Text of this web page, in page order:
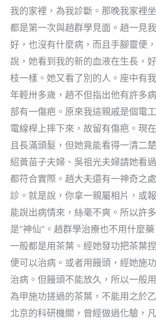
我的家裡，為我診斷。那晚我家裡
都是第一次與趙群學見面。趙一見
好，也沒有什麼病，而且手腳靈便
說，她看到我的新的血液在生長，
枝一樣。她又看了別的人。座中有
年輕卅多歲，趙不但指出他有許多
部有一傷疤。原來我這親戚是個電
電線桿上摔下來，故留有傷疤。現
且長滿頭髮，但她竟能看得一清二
紹黃苗子夫婦、吳祖光夫婦請她看
都符合實際。趙大夫還有一神奇之
診。就是說，你拿一親屬相片，或
能說出病情來，絲毫不爽。所以許
是“神仙”。趙群學治療也不用什麼藥
一般都是用茶葉。經她發功把茶葉
便可以治病。或者用饅頭，經她施
治病。但饅頭不能放久，所以一般
為甲施功搓過的茶葉，不能用之於
北京的科研機關，曾經做過化驗，